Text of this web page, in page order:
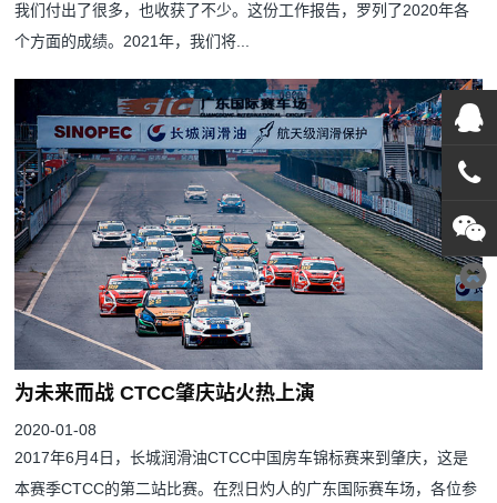
我们付出了很多，也收获了不少。这份工作报告，罗列了2020年各
个方面的成绩。2021年，我们将...
为未来而战 CTCC肇庆站火热上演
2020-01-08
2017年6月4日，长城润滑油CTCC中国房车锦标赛来到肇庆，这是
本赛季CTCC的第二站比赛。在烈日灼人的广东国际赛车场，各位参
在线
咨询